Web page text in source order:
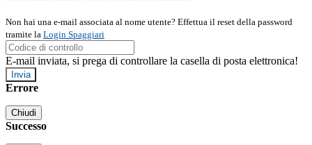
Non hai una e-mail associata al nome utente? Effettua il reset della password
tramite la Login Spaggiari
E-mail inviata, si prega di controllare la casella di posta elettronica!
Errore
Chiudi
Successo